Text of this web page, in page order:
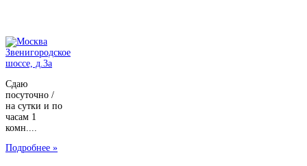
Сдаю
посуточно /
на сутки и по
часам 1
комн....
Подробнее »